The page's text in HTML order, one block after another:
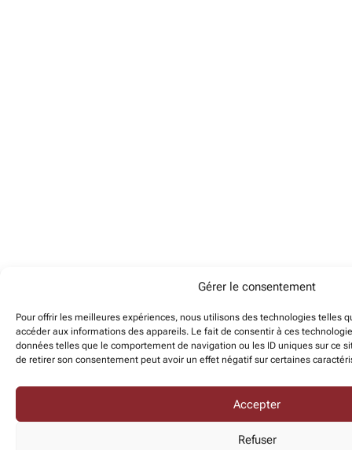
Gérer le consentement
Pour offrir les meilleures expériences, nous utilisons des technologies telles
accéder aux informations des appareils. Le fait de consentir à ces
données telles que le comportement de navigation ou les ID uniques sur ce
de retirer son consentement peut avoir un effet négatif sur certaines
Accepter
Refuser